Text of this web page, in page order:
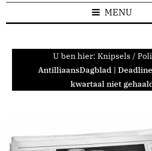
MENU
U ben hier: Knipsels /
AntilliaansDagblad |
kwartaal niet